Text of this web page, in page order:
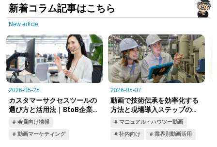
新着コラム記事はこちら
New article